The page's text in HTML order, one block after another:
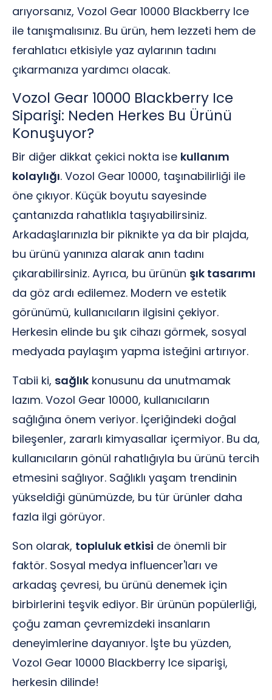
arıyorsanız, Vozol Gear 10000 Blackberry Ice
ile tanışmalısınız. Bu ürün, hem lezzeti hem de
ferahlatıcı etkisiyle yaz aylarının tadını
çıkarmanıza yardımcı olacak.
Vozol Gear 10000 Blackberry Ice
Siparişi: Neden Herkes Bu Ürünü
Konuşuyor?
Bir diğer dikkat çekici nokta ise kullanım
kolaylığı. Vozol Gear 10000, taşınabilirliği ile
öne çıkıyor. Küçük boyutu sayesinde
çantanızda rahatlıkla taşıyabilirsiniz.
Arkadaşlarınızla bir piknikte ya da bir plajda,
bu ürünü yanınıza alarak anın tadını
çıkarabilirsiniz. Ayrıca, bu ürünün şık tasarımı
da göz ardı edilemez. Modern ve estetik
görünümü, kullanıcıların ilgisini çekiyor.
Herkesin elinde bu şık cihazı görmek, sosyal
medyada paylaşım yapma isteğini artırıyor.
Tabii ki, sağlık konusunu da unutmamak
lazım. Vozol Gear 10000, kullanıcıların
sağlığına önem veriyor. İçeriğindeki doğal
bileşenler, zararlı kimyasallar içermiyor. Bu da,
kullanıcıların gönül rahatlığıyla bu ürünü tercih
etmesini sağlıyor. Sağlıklı yaşam trendinin
yükseldiği günümüzde, bu tür ürünler daha
fazla ilgi görüyor.
Son olarak, topluluk etkisi de önemli bir
faktör. Sosyal medya influencer'ları ve
arkadaş çevresi, bu ürünü denemek için
birbirlerini teşvik ediyor. Bir ürünün popülerliği,
çoğu zaman çevremizdeki insanların
deneyimlerine dayanıyor. İşte bu yüzden,
Vozol Gear 10000 Blackberry Ice siparişi,
herkesin dilinde!